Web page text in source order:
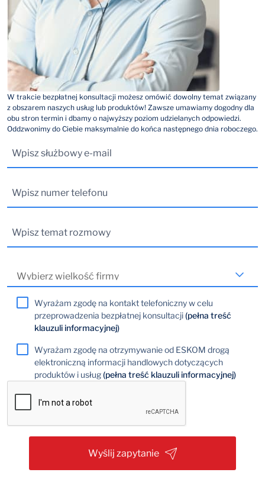
W trakcie bezpłatnej konsultacji możesz omówić dowolny temat związany
z obszarem naszych usług lub produktów! Zawsze umawiamy dogodny dla
obu stron termin i dbamy o najwyższy poziom udzielanych odpowiedzi.
Oddzwonimy do Ciebie maksymalnie do końca następnego dnia roboczego.
Wyrażam zgodę na kontakt telefoniczny w celu
przeprowadzenia bezpłatnej konsultacji(pełna treść
klauzuli informacyjnej)
Wyrażam zgodę na otrzymywanie od ESKOM drogą
elektroniczną informacji handlowych dotyczących
produktów i usług(pełna treść klauzuli informacyjnej)
Wyślij zapytanie